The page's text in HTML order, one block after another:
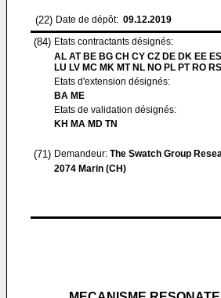
(22) Date de dépôt: 09.12.2019
(84) Etats contractants désignés:
AL AT BE BG CH CY CZ DE DK EE
LU LV MC MK MT NL NO PL PT RO
Etats d'extension désignés:
BA ME
Etats de validation désignés:
KH MA MD TN
(71) Demandeur: The Swatch Group
2074 Marin (CH)